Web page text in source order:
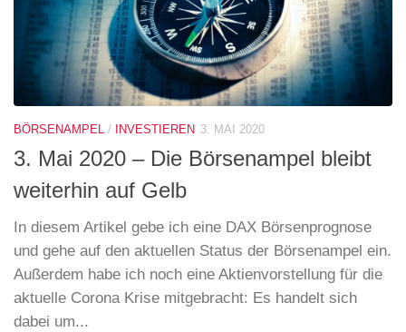
BÖRSENAMPEL / INVESTIEREN 3. MAI 2020
3. Mai 2020 – Die Börsenampel bleibt
weiterhin auf Gelb
In diesem Artikel gebe ich eine DAX Börsenprognose
und gehe auf den aktuellen Status der Börsenampel ein.
Außerdem habe ich noch eine Aktienvorstellung für die
aktuelle Corona Krise mitgebracht: Es handelt sich
dabei um...